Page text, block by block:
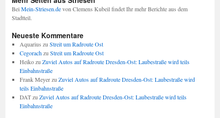
BeiMein-Striesen.devon Clemens Kubeil findet Ihr mehr Berichte aus dem
Stadtteil.
Neueste Kommentare
Aquarius zuStreit um Radroute Ost
CegorachzuStreit um Radroute Ost
HeikozuZuviel Autos auf Radroute Dresden-Ost: Laubestraße wird teils
Einbahnstraße
Frank MeyerzuZuviel Autos auf Radroute Dresden-Ost: Laubestraße wird
teils Einbahnstraße
DATzuZuviel Autos auf Radroute Dresden-Ost: Laubestraße wird teils
Einbahnstraße